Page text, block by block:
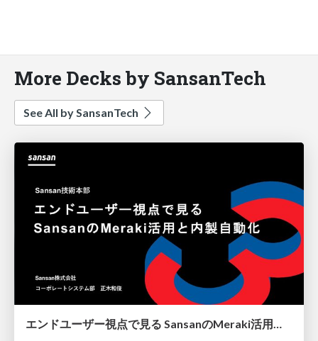
More Decks by SansanTech
See All by SansanTech
エンドユーザー視点で見る SansanのMeraki活用と内製自動化